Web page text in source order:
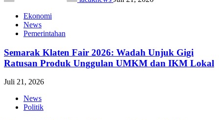
Ekonomi
News
Pemerintahan
Semarak Klaten Fair 2026: Wadah Unjuk Gigi
Ratusan Produk Unggulan UMKM dan IKM Lokal
Juli 21, 2026
News
Politik